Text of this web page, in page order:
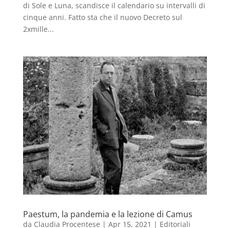
di Sole e Luna, scandisce il calendario su intervalli di
cinque anni. Fatto sta che il nuovo Decreto sul
2xmille...
Paestum, la pandemia e la lezione di Camus
da Claudia Procentese | Apr 15, 2021 | Editoriali